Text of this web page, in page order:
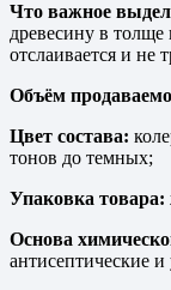
Что важное
древесину в толще
отслаивается и не
Объём
Цвет состава:
тонов до темных;
Упаковка товара:
Основа
антисептические